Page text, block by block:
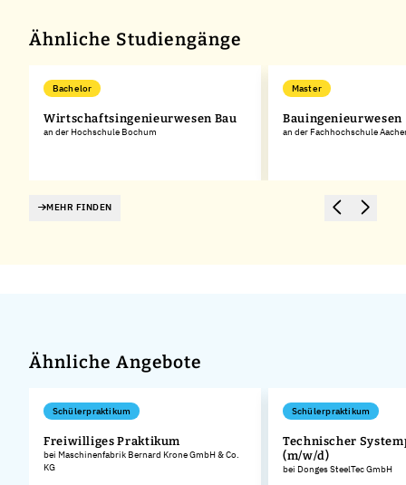
Ähnliche Studiengänge
Bachelor
Wirtschaftsingenieurwesen Bau
an der Hochschule Bochum
Master
Bauingenieurwesen
an der Fachhochschule
MEHR FINDEN
Ähnliche Angebote
Schülerpraktikum
Freiwilliges Praktikum
bei Maschinenfabrik Bernard Krone GmbH & Co.
KG
Schülerpraktikum
Technischer
(m/w/d)
bei Donges SteelTec GmbH